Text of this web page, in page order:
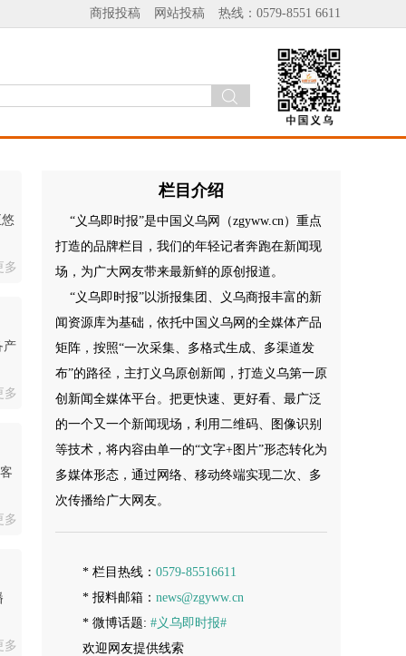
热线：0579-8551 6611
网站投稿
商报投稿
多
产
多
多
多
栏目介绍
“义乌即时报”是中国义乌网（zgyww.cn）重点
打造的品牌栏目，我们的年轻记者奔跑在新闻现
场，为广大网友带来最新鲜的原创报道。
“义乌即时报”以浙报集团、义乌商报丰富的新
闻资源库为基础，依托中国义乌网的全媒体产品
矩阵，按照“一次采集、多格式生成、多渠道发
布”的路径，主打义乌原创新闻，打造义乌第一原
创新闻全媒体平台。把更快速、更好看、最广泛
的一个又一个新闻现场，利用二维码、图像识别
等技术，将内容由单一的“文字+图片”形态转化为
多媒体形态，通过网络、移动终端实现二次、多
次传播给广大网友。
* 栏目热线： 0579-85516611
* 报料邮箱： news@zgyww.cn
* 微博话题: #义乌即时报#
欢迎网友提供线索